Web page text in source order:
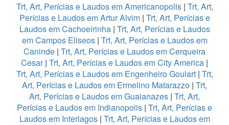
Trt, Art, Perícias e Laudos em Americanopolis | Trt, Art,
Perícias e Laudos em Artur Alvim | Trt, Art, Perícias e
Laudos em Cachoeirinha| Trt, Art, Perícias e Laudos
em Campos Eliseos | Trt, Art, Perícias e Laudos em
Caninde | Trt, Art, Perícias e Laudos em Cerqueira
Cesar| Trt, Art, Perícias e Laudos em City America |
Trt, Art, Perícias e Laudos em Engenheiro Goulart | Trt,
Art, Perícias e Laudos em Ermelino Matarazzo | Trt,
Art, Perícias e Laudos em Guaianazes | Trt, Art,
Perícias e Laudos em Indianopolis | Trt, Art, Perícias e
Laudos em Interlagos| Trt, Art, Perícias e Laudos em